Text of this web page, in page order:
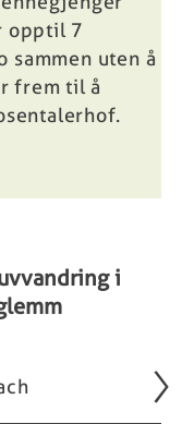
opptil 7
sammen uten å
frem til å
i